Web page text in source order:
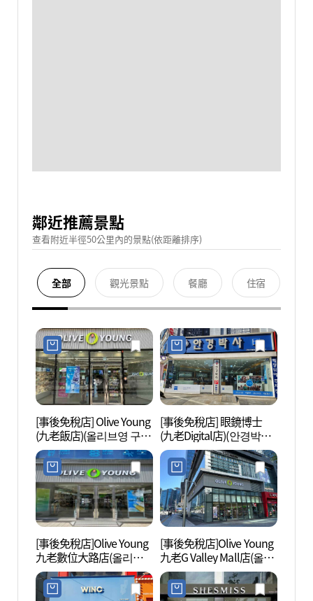
鄰近推薦景點
查看附近半徑50公里內的景點(依距離排序)
全部 觀光景點 餐廳 住宿
[事後免稅店] Olive Young
(九老飯店)(올리브영 구로
호텔점)
[事後免稅店] 眼鏡博士
(九老Digital店)(안경박사
구로디지털점)
[事後免稅店]Olive Young
九老數位大路店(올리브
영 구로디지털대로점)
[事後免稅店]Olive Young
九老G Valley Mall店(올리
브영 구로지밸리몰점)